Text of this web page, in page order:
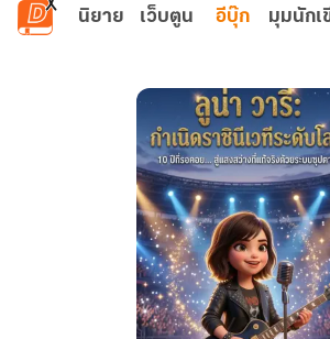
ข้ามไปยังเนื้อหาหลัก
นิยาย เว็บตูน อีบุ๊ก มุมนักเ